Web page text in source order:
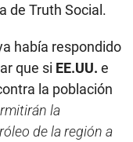
de Truth Social.
había respondido
que si EE.UU. e
la población
la
de la región a